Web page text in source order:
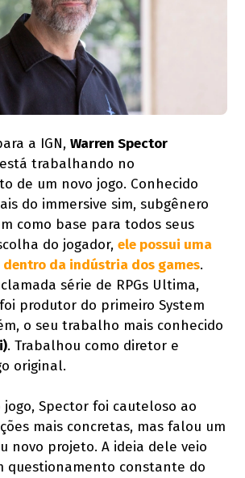
a IGN,Warren Spector
trabalhando no
de um novo jogo. Conhecido
do immersive sim, subgênero
como base para todos seus
do jogador,ele possui uma
da indústria dos games.
série de RPGs Ultima,
produtor do primeiro System
o seu trabalho mais conhecido
. Trabalhou como diretor e
original.
jogo, Spector foi cauteloso ao
mais concretas, mas falou um
novo projeto. A ideia dele veio
questionamento constante do